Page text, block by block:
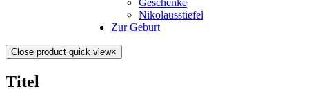
Nikolausstiefel
Zur Geburt
Close product quick view×
Titel